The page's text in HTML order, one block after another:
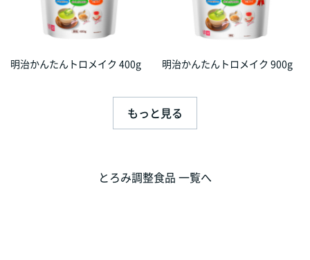
明治かんたんトロメイク 400g 明治かんたんトロメイク 900g
もっと見る
とろみ調整食品 一覧へ